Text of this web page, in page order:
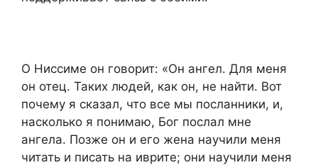
О Ниссиме он говорит: «Он ангел. Для меня
он отец. Таких людей, как он, не найти. Вот
почему я сказал, что все мы посланники, и,
насколько я понимаю, Бог послал мне
ангела. Позже он и его жена научили меня
читать и писать на иврите; они научили меня